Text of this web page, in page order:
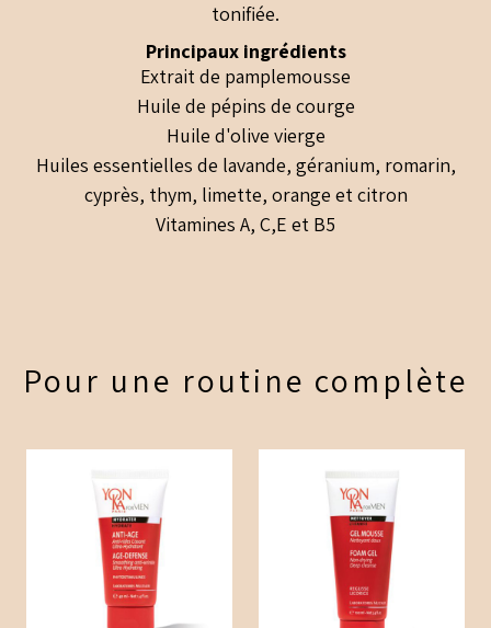
tonifiée.
Principaux ingrédients
Extrait de pamplemousse
Huile de pépins de courge
Huile d'olive vierge
Huiles essentielles de lavande, géranium, romarin,
cyprès, thym, limette, orange et citron
Vitamines A, C,E et B5
Pour une routine complète